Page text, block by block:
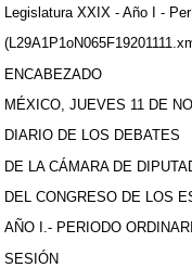
Legislatura XXIX - Año I -
ENCABEZADO
MÉXICO, JUEVES 11 DE
DIARIO DE LOS DEBATES
DE LA CÁMARA DE
DEL CONGRESO DE LOS
AÑO I.- PERIODO
SESIÓN